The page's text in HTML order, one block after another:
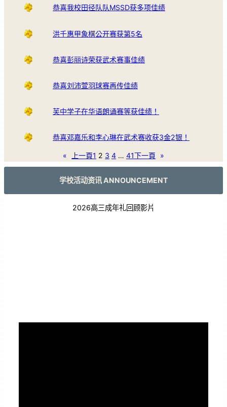
恭喜我校田径队队MSSD获多项佳绩
洪千惠甲象棋公开赛获第5名
恭喜彭丽诗荣获武术赛事佳绩
恭喜刘沛萱羽球赛再传佳绩
芙中学子在华语朗诵赛等获佳绩！
恭喜邓嘉乐和李心琳在武术赛收获3金2银！
« 上一頁1 2 3 4 … 41下一頁 »
学校活动资讯 ANNOUNCEMENT
2026高三成年礼回顾影片